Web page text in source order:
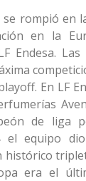
rompió en
en la
Endesa.
En LF
de liga
el equipo
histórico
era el